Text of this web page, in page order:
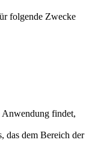
folgende Zwecke
Anwendung findet,
das dem Bereich der